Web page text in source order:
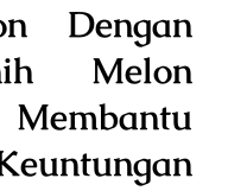
Dengan
Melon